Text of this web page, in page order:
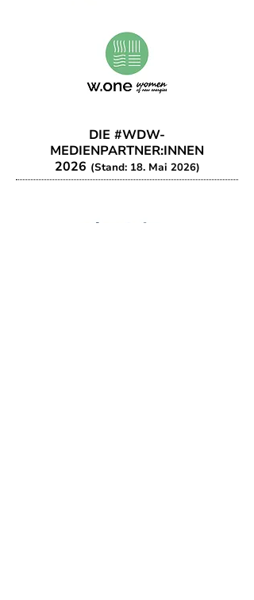
DIE #WDW-
MEDIENPARTNER:INNEN
2026 (Stand: 18. Mai 2026)